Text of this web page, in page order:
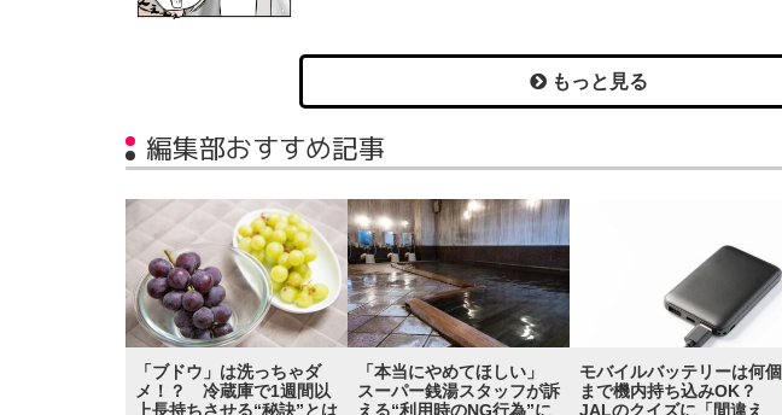
もっと見る
編集部おすすめ記事
「ブドウ」は洗っちゃダ
メ！？ 冷蔵庫で1週間以
上長持ちさせる“秘訣”とは
「本当にやめてほしい」
スーパー銭湯スタッフが訴
える“利用時のNG行為”に
モバイルバッテリーは何個
まで機内持ち込みOK？
JALのクイズに「間違え